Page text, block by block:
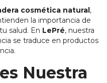
cosmética natural,
la importancia de
salud. En LePré, nuestra
se traduce en productos
Nuestra